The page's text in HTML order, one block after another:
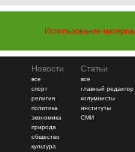
Использование
Новости
все
спорт
религия
политика
экономика
природа
общество
культура
Статьи
все
главный редактор
колумнисты
институты
СМИ